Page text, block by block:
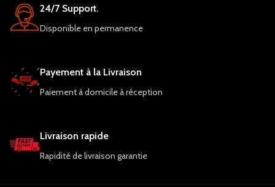
24/7 Support.
Disponible en permanence
Payement à la Livraison
Paiement à domicile à réception
Livraison rapide
Rapidité de livraison garantie